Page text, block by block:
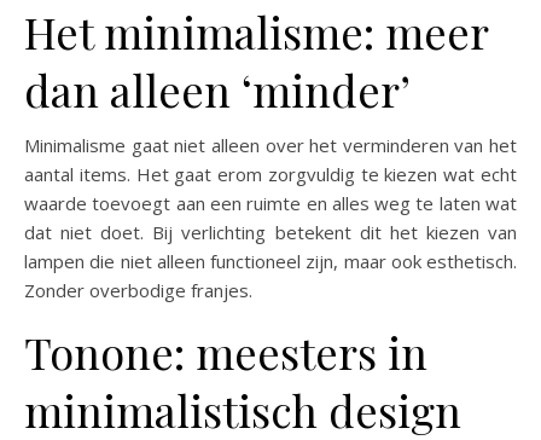
Het minimalisme: meer
dan alleen ‘minder’
Minimalisme gaat niet alleen over het verminderen van het
aantal items. Het gaat erom zorgvuldig te kiezen wat echt
waarde toevoegt aan een ruimte en alles weg te laten wat
dat niet doet. Bij verlichting betekent dit het kiezen van
lampen die niet alleen functioneel zijn, maar ook esthetisch.
Zonder overbodige franjes.
Tonone: meesters in
minimalistisch design